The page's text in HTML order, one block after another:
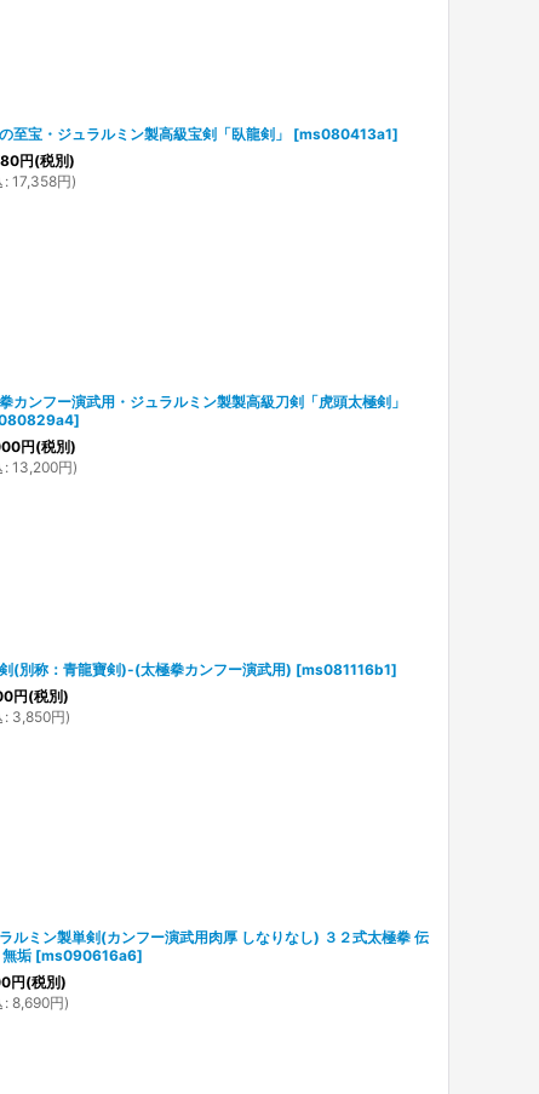
至宝・ジュラルミン製高級宝剣「臥龍剣」 [ms080413a1]
円(税別)
: 17,358円)
カンフー演武用・ジュラルミン製製高級刀剣「虎頭太極剣」
]
円(税別)
: 13,200円)
(別称：青龍寶剣)-(太極拳カンフー演武用) [ms081116b1]
円(税別)
: 3,850円)
ルミン製単剣(カンフー演武用肉厚 しなりなし) ３２式太極拳 伝
垢 [ms090616a6]
円(税別)
: 8,690円)